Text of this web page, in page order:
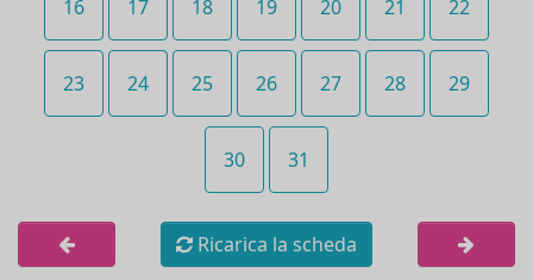
16 17 18 19 20 21 22
23 24 25 26 27 28 29
30 31
Ricarica la scheda